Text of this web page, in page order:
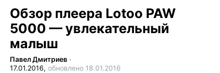
Обзор плеера Lotoo PAW
5000 — увлекательный
малыш
Павел Дмитриев ∙
17.01.2016, обновлено 18.01.2016